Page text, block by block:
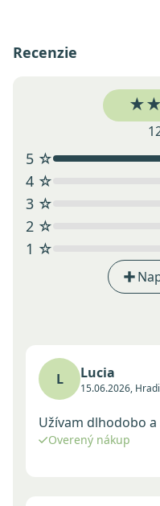
Recenzie
5 ☆
4 ☆
3 ☆
2 ☆
1 ☆
L Lucia
15.06.2026,
Užívam dlhodobo
Overený nákup